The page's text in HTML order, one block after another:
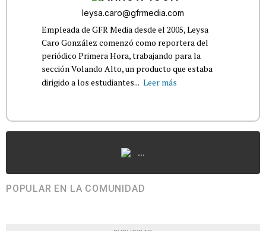
leysa.caro@gfrmedia.com
Empleada de GFR Media desde el 2005, Leysa
Caro González comenzó como reportera del
periódico Primera Hora, trabajando para la
sección Volando Alto, un producto que estaba
dirigido a los estudiantes... Leer más
...
POPULAR EN LA COMUNIDAD